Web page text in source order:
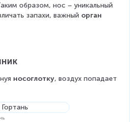
образом, нос – уникальный
запахи, важный орган
носоглотку, воздух попадает